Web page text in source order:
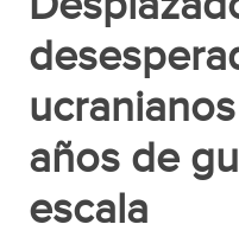
años de
escala